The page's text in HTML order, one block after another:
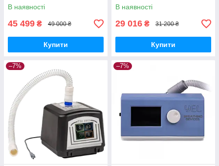
В наявності
45 499 ₴ 49 000 ₴
Купити
В наявності
29 016 ₴ 31 200 ₴
Купити
–7% –7%